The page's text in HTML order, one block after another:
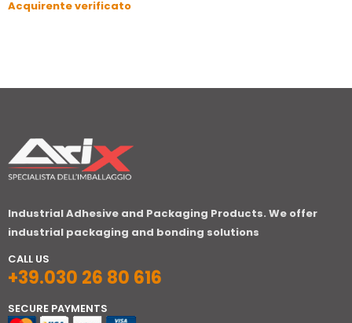
Acquirente verificato
Industrial Adhesive and Packaging Products. We offer
industrial packaging and bonding solutions
CALL US
+39.030 26 80 616
SECURE PAYMENTS